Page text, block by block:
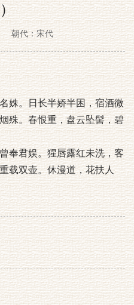
朝代：宋代
姝。日长半娇半困，宿酒微
殊。春恨重，盘云坠髻，碧
奉君娱。猩唇露红未洗，客
载双壶。休漫道，花扶人